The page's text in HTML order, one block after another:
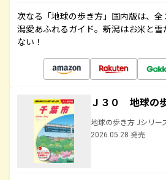
次なる「地球の歩き方」国内版は、
潟愛あふれるガイド。新潟はお米と雪
ない！
Ｊ３０ 地球の
地球の歩き方 Jシリー
2026.05.28 発売